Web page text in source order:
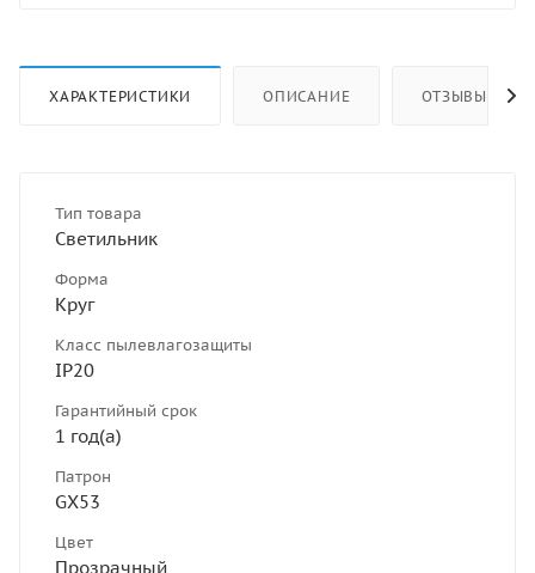
ХАРАКТЕРИСТИКИ ОПИСАНИЕ ОТЗЫВЫ
Тип товара
Светильник
Форма
Круг
Класс пылевлагозащиты
IP20
Гарантийный срок
1 год(а)
Патрон
GX53
Цвет
Прозрачный